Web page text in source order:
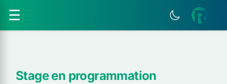
☰
Stage en programmation